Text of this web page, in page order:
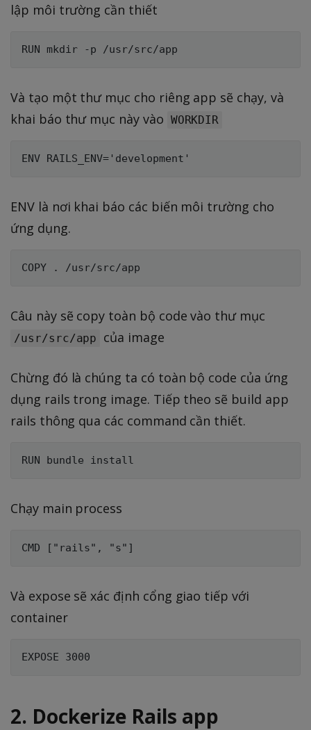
lập môi trường cần thiết
Và tạo một thư mục cho riêng app sẽ chạy, và
khai báo thư mục này vào WORKDIR
ENV là nơi khai báo các biến môi trường cho
ứng dụng.
Câu này sẽ copy toàn bộ code vào thư mục
/usr/src/app của image
Chừng đó là chúng ta có toàn bộ code của ứng
dụng rails trong image. Tiếp theo sẽ build app
rails thông qua các command cần thiết.
Chạy main process
Và expose sẽ xác định cổng giao tiếp với
container
2. Dockerize Rails app